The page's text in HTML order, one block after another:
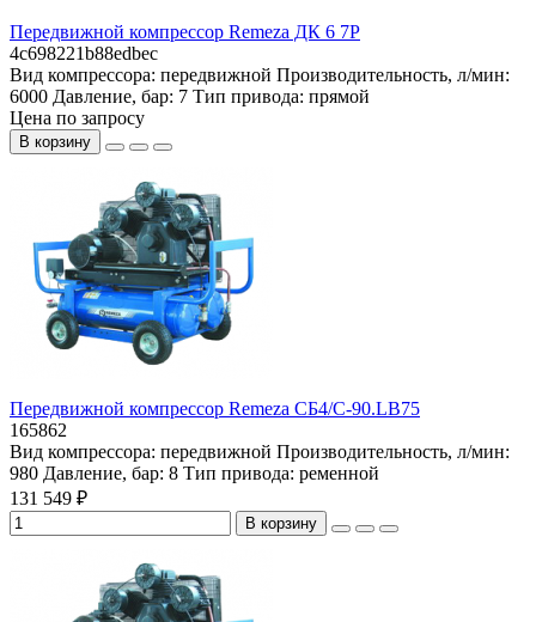
Передвижной компрессор Remeza ДК 6 7Р
4c698221b88edbec
Вид компрессора: передвижной Производительность, л/мин:
6000 Давление, бар: 7 Тип привода: прямой
Цена по запросу
В корзину
Передвижной компрессор Remeza СБ4/С-90.LB75
165862
Вид компрессора: передвижной Производительность, л/мин:
980 Давление, бар: 8 Тип привода: ременной
131 549 ₽
В корзину